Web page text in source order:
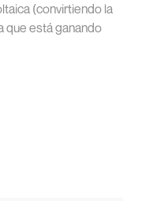
(convirtiendo la
que está ganando